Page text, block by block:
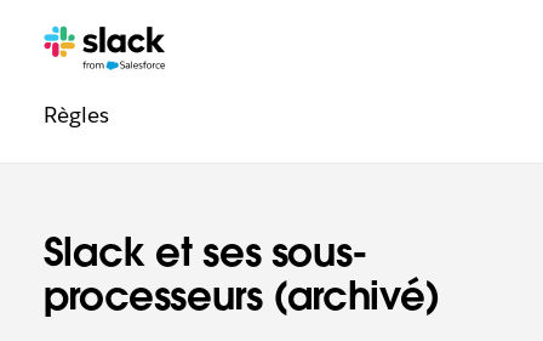
Slack et ses sous-
processeurs (archivé)
Navigation
légale
Pages
Règlessupplémentaires